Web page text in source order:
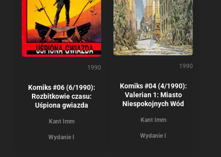
1990
Komiks #06 (6/1990):
Rozbitkowie czasu:
Uśpiona gwiazda
Kant Imm
Wydanie I
1990
Komiks #04 (4/1990):
Valerian 1: Miasto
Niespokojnych Wód
Kant Imm
Wydanie I